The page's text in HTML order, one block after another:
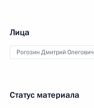
Лица
Рогозин Дмитрий Олегович
Статус материала